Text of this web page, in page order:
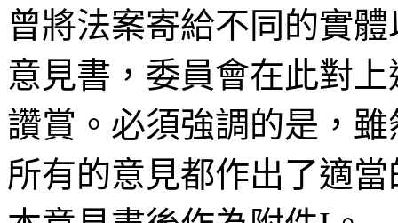
曾將法案寄給不同的實
意見書，委員會在此對
讚賞。必須強調的是，
所有的意見都作出了適